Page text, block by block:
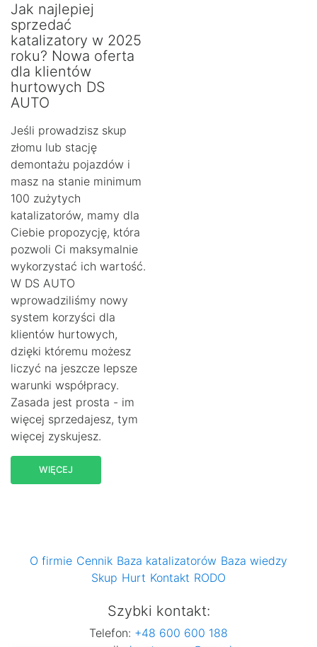
Jak najlepiej
sprzedać
katalizatory w 2025
roku? Nowa oferta
dla klientów
hurtowych DS
AUTO
Jeśli prowadzisz skup
złomu lub stację
demontażu pojazdów i
masz na stanie minimum
100 zużytych
katalizatorów, mamy dla
Ciebie propozycję, która
pozwoli Ci maksymalnie
wykorzystać ich wartość.
W DS AUTO
wprowadziliśmy nowy
system korzyści dla
klientów hurtowych,
dzięki któremu możesz
liczyć na jeszcze lepsze
warunki współpracy.
Zasada jest prosta - im
więcej sprzedajesz, tym
więcej zyskujesz.
WIĘCEJ
O firmie Cennik Baza katalizatorów Baza wiedzy
Skup Hurt Kontakt RODO
Szybki kontakt:
Telefon: +48 600 600 188